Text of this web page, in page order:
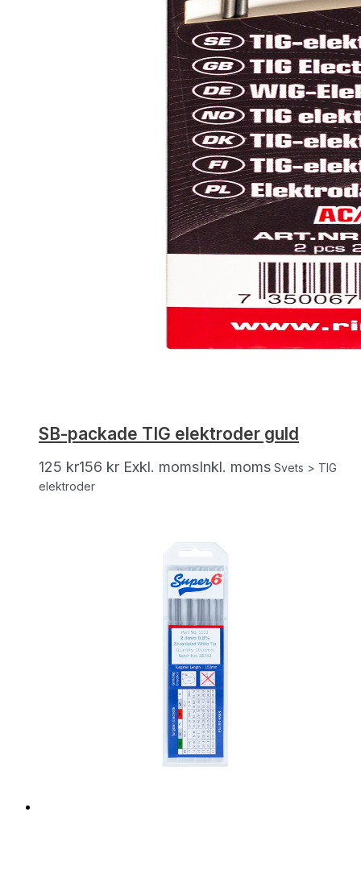
SB-packade TIG elektroder guld
125 kr156 kr Exkl. momsInkl. moms Svets > TIG
elektroder